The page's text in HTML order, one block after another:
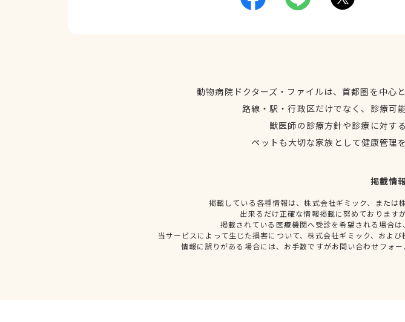
動物病院ドクターズ・ファイルは、首都圏を中心
路線・駅・行政区だけでなく、診療可
獣医師の診療方針や診療に対す
ペットも大切な家族として健康管理
掲載情
掲載している各種情報は、株式会社ギミック、または
出来るだけ正確な情報掲載に努めております
掲載されている医療機関へ受診を希望される場合
当サービスによって生じた損害について、株式会社ギミック、およ
情報に誤りがある場合には、お手数ですがお問い合わせフォ